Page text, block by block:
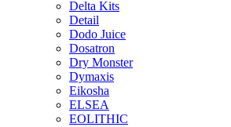
Delta Kits
Detail
Dodo Juice
Dosatron
Dry Monster
Dymaxis
Eikosha
ELSEA
EOLITHIC